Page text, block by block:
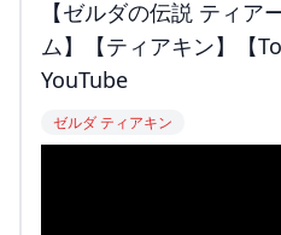
ティアキ
【ゼルダの伝説 ティア
ム】【ティアキン】【
YouTube
ゼルダ ティアキン